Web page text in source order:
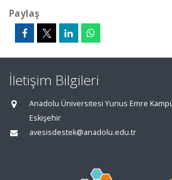
Paylaş
İletişim Bilgileri
Anadolu Üniversitesi Yunus Emre
Eskişehir
avesisdestek@anadolu.edu.tr